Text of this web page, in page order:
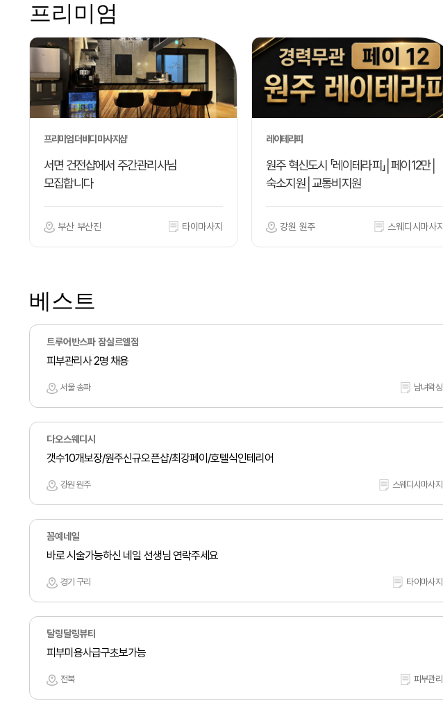
프리미엄
프리미엄 더바디 마사지샵
서면 건전샵에서 주간관리사님
모집합니다
부산 부산진 타이마사지
레이테라피
원주 혁신도시 「레이테라피」│페이12만│
숙소지원│교통비지원
강원 원주 스웨디시마사지
베스트
트루어반스파 잠실르엘점
피부관리사 2명 채용
서울 송파 남녀왁싱
다오스웨디시
갯수10개보장/원주신규오픈샵/최강페이/호텔식인테리어
강원 원주 스웨디시마사지
꼼예네일
바로 시술가능하신 네일 선생님 연락주세요
경기 구리 타이마사지
달링달링뷰티
피부미용사급구초보가능
전북 피부관리